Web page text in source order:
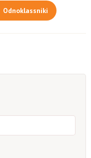
Odnoklassniki